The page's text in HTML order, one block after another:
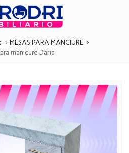
MESAS PARA MANCIURE
manicure Daria